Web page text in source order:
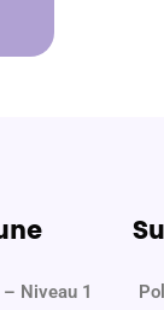
Niveau 1